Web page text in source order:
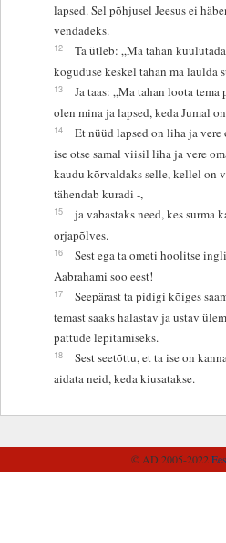
lapsed. Sel põhjusel Jeesus ei
vendadeks.
12
Ta ütleb: „Ma tahan
koguduse keskel tahan ma laulda
13
Ja taas: „Ma tahan loota tema
olen mina ja lapsed, keda Jumal
14
Et nüüd lapsed on liha ja vere
ise otse samal viisil liha ja vere
kaudu kõrvaldaks selle, kellel on
tähendab kuradi -,
15
ja vabastaks need, kes surma
orjapõlves.
16
Sest ega ta ometi hoolitse
Aabrahami soo eest!
17
Seepärast ta pidigi kõiges
temast saaks halastav ja ustav
pattude lepitamiseks.
18
Sest seetõttu, et ta ise on
aidata neid, keda kiusatakse.
© AD 2005-2022